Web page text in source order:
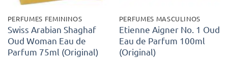
PERFUMES FEMININOS
Swiss Arabian Shaghaf
Oud Woman Eau de
Parfum 75ml (Original)
PERFUMES MASCULINOS
Etienne Aigner No. 1 Oud
Eau de Parfum 100ml
(Original)